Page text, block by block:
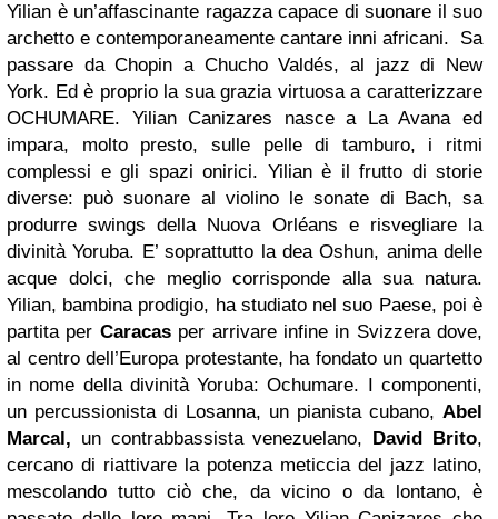
Yilian è un’affascinante ragazza capace di suonare il suo
archetto e contemporaneamente cantare inni africani. Sa
passare da Chopin a Chucho Valdés, al jazz di New
York. Ed è proprio la sua grazia virtuosa a caratterizzare
OCHUMARE. Yilian Canizares nasce a La Avana ed
impara, molto presto, sulle pelle di tamburo, i ritmi
complessi e gli spazi onirici. Yilian è il frutto di storie
diverse: può suonare al violino le sonate di Bach, sa
produrre swings della Nuova Orléans e risvegliare la
divinità Yoruba. E’ soprattutto la dea Oshun, anima delle
acque dolci, che meglio corrisponde alla sua natura.
Yilian, bambina prodigio, ha studiato nel suo Paese, poi è
partita per Caracasper arrivare infine in Svizzera dove,
al centro dell’Europa protestante, ha fondato un quartetto
in nome della divinità Yoruba: Ochumare. I componenti,
un percussionista di Losanna, un pianista cubano, Abel
Marcal, un contrabbassista venezuelano, David Brito,
cercano di riattivare la potenza meticcia del jazz latino,
mescolando tutto ciò che, da vicino o da lontano, è